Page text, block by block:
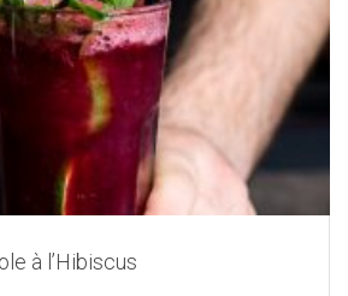
à l’Hibiscus